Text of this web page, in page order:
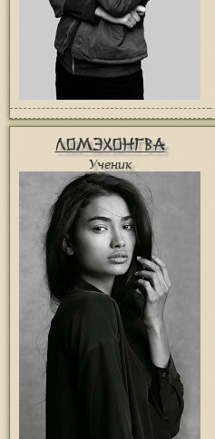
Ломэхонгва
Ученик